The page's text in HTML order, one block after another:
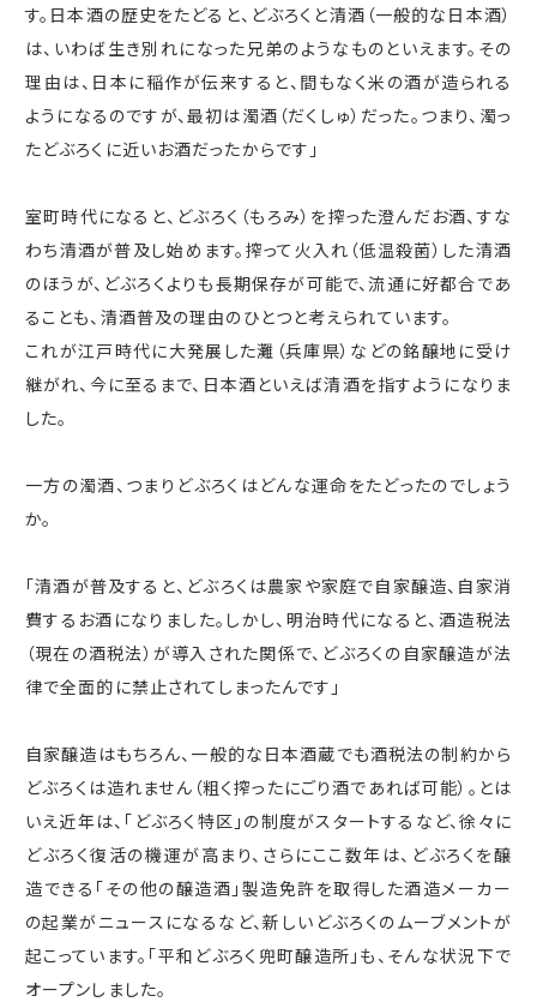
す。日本酒の歴史をたどると、どぶろくと清酒（一般的な日本酒）
は、いわば生き別れになった兄弟のようなものといえます。その
理由は、日本に稲作が伝来すると、間もなく米の酒が造られる
ようになるのですが、最初は濁酒（だくしゅ）だった。つまり、濁っ
たどぶろくに近いお酒だったからです」
室町時代になると、どぶろく（もろみ）を搾った澄んだお酒、すな
わち清酒が普及し始めます。搾って火入れ（低温殺菌）した清酒
のほうが、どぶろくよりも長期保存が可能で、流通に好都合であ
ることも、清酒普及の理由のひとつと考えられています。
これが江戸時代に大発展した灘（兵庫県）などの銘醸地に受け
継がれ、今に至るまで、日本酒といえば清酒を指すようになりま
した。
一方の濁酒、つまりどぶろくはどんな運命をたどったのでしょう
か。
「清酒が普及すると、どぶろくは農家や家庭で自家醸造、自家消
費するお酒になりました。しかし、明治時代になると、酒造税法
（現在の酒税法）が導入された関係で、どぶろくの自家醸造が法
律で全面的に禁止されてしまったんです」
自家醸造はもちろん、一般的な日本酒蔵でも酒税法の制約から
どぶろくは造れません（粗く搾ったにごり酒であれば可能）。とは
いえ近年は、「どぶろく特区」の制度がスタートするなど、徐々に
どぶろく復活の機運が高まり、さらにここ数年は、どぶろくを醸
造できる「その他の醸造酒」製造免許を取得した酒造メーカー
の起業がニュースになるなど、新しいどぶろくのムーブメントが
起こっています。「平和 どぶろく兜町醸造所」も、そんな状況下で
オープンしました。